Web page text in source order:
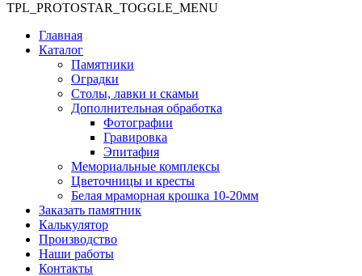
TPL_PROTOSTAR_TOGGLE_MENU
Главная
Каталог
Памятники
Оградки
Столы, лавки и скамьи
Дополнительная обработка
Фотографии
Гравировка
Эпитафия
Мемориальные комплексы
Цветочницы и кресты
Белая мраморная крошка 10-20мм
Заказать памятник
Калькулятор
Производство
Наши работы
Контакты